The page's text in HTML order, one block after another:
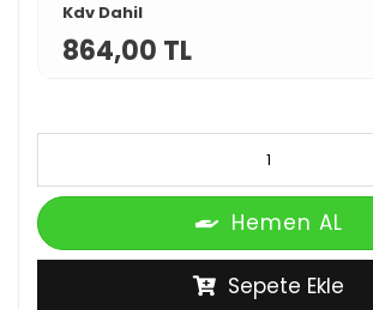
Kdv Dahil
864,00 TL
Hemen AL
Sepete Ekle